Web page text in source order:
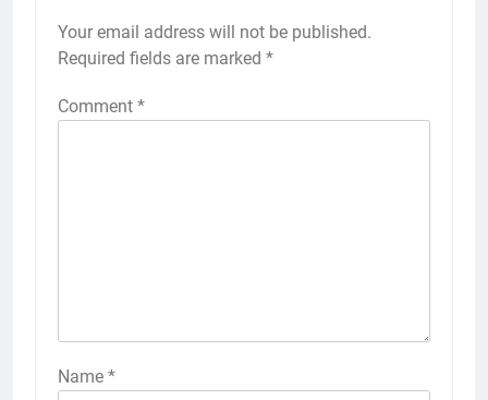
Your email address will not be published.
Required fields are marked *
Comment *
Name *